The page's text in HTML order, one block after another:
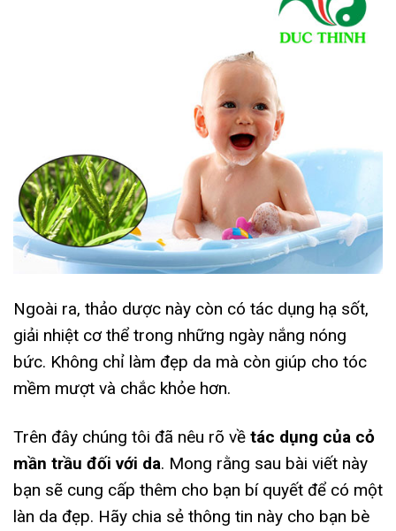
Ngoài ra, thảo dược này còn có tác dụng hạ sốt,
giải nhiệt cơ thể trong những ngày nắng nóng
bức. Không chỉ làm đẹp da mà còn giúp cho tóc
mềm mượt và chắc khỏe hơn.
Trên đây chúng tôi đã nêu rõ về tác dụng của cỏ
mần trầu đối với da. Mong rằng sau bài viết này
bạn sẽ cung cấp thêm cho bạn bí quyết để có một
làn da đẹp. Hãy chia sẻ thông tin này cho bạn bè